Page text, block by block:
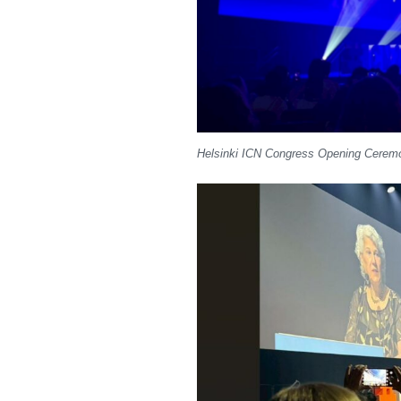
Helsinki ICN Congress Opening